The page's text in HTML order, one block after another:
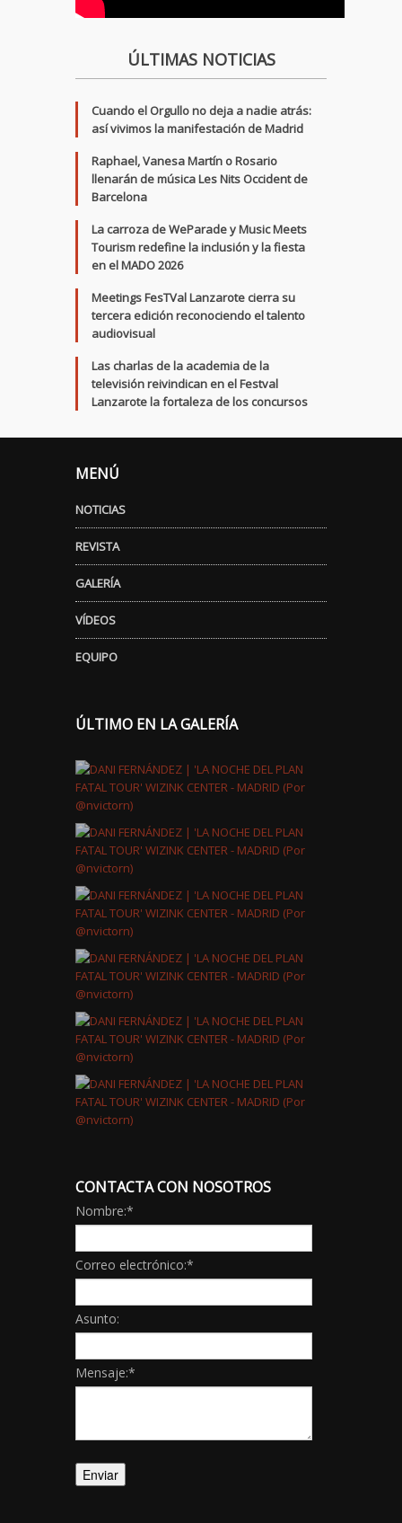
ÚLTIMAS NOTICIAS
Cuando el Orgullo no deja a nadie atrás:
así vivimos la manifestación de Madrid
Raphael, Vanesa Martín o Rosario
llenarán de música Les Nits Occident de
Barcelona
La carroza de WeParade y Music Meets
Tourism redefine la inclusión y la fiesta
en el MADO 2026
Meetings FesTVal Lanzarote cierra su
tercera edición reconociendo el talento
audiovisual
Las charlas de la academia de la
televisión reivindican en el Festval
Lanzarote la fortaleza de los concursos
MENÚ
NOTICIAS
REVISTA
GALERÍA
VÍDEOS
EQUIPO
ÚLTIMO EN LA GALERÍA
CONTACTA CON NOSOTROS
Nombre:*
Correo electrónico:*
Asunto:
Mensaje:*